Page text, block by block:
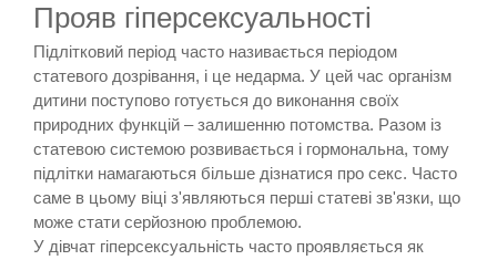
Прояв гіперсексуальності
Підлітковий період часто називається періодом
статевого дозрівання, і це недарма. У цей час організм
дитини поступово готується до виконання своїх
природних функцій – залишенню потомства. Разом із
статевою системою розвивається і гормональна, тому
підлітки намагаються більше дізнатися про секс. Часто
саме в цьому віці з'являються перші статеві зв'язки, що
може стати серйозною проблемою.
У дівчат гіперсексуальність часто проявляється як